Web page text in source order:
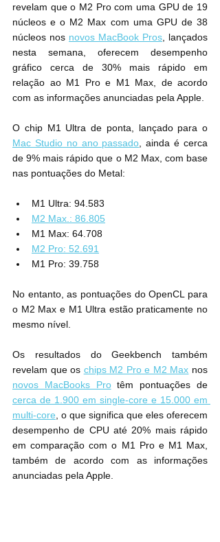
revelam que o M2 Pro com uma GPU de 19
núcleos e o M2 Max com uma GPU de 38
núcleos nos novos MacBook Pros , lançados
nesta semana, oferecem desempenho
gráfico cerca de 30% mais rápido em
relação ao M1 Pro e M1 Max, de acordo
com as informações anunciadas pela Apple.
Mac Studio no ano passado , ainda é cerca
de 9% mais rápido que o M2 Max, com base
nas pontuações do Metal:
M1 Ultra: 94.583
M2 Max.: 86.805
M1 Max: 64.708
M2 Pro: 52.691
M1 Pro: 39.758
No entanto, as pontuações do OpenCL para
o M2 Max e M1 Ultra estão praticamente no
mesmo nível.
Os resultados do Geekbench também
revelam que os chips M2 Pro e M2 Max
novos MacBooks Pro
cerca de 1.900 em single-core e 15.000 em
multi-core , o que significa que eles oferecem
desempenho de CPU até 20% mais rápido
em comparação com o M1 Pro e M1 Max,
também de acordo com as informações
anunciadas pela Apple.